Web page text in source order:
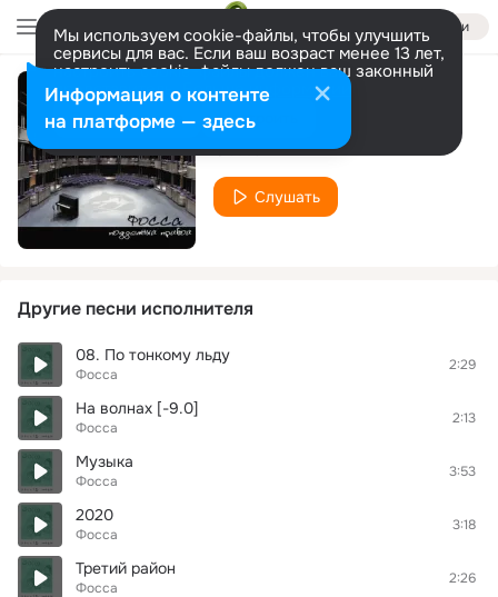
Войти
Мы используем cookie-файлы, чтобы улучшить
сервисы для вас. Если ваш возраст менее 13 лет,
настроить cookie-файлы должен ваш законный
представитель. Больше информации
Разрешить все Настроить
Скрипач
Фосса
Слушать
Другие песни исполнителя
08. По тонкому льду
Фосса
2:29
На волнах [-9.0]
Фосса
2:13
Музыка
Фосса
3:53
2020
Фосса
3:18
Третий район
Фосса
2:26
Информация о контенте
на платформе — здесь